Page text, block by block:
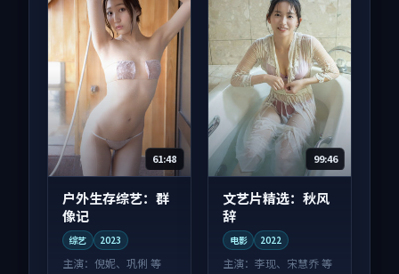
61:48
户外生存综艺：群
像记
综艺 2023
主演： 倪妮、巩俐 等
99:46
文艺片精选：秋风
辞
电影 2022
主演：李现、宋慧乔 等